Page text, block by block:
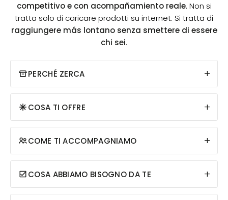
competitivo e con acompañamiento reale. Non si
tratta solo di caricare prodotti su internet. Si tratta di
raggiungere más lontano senza smettere di essere
chi sei.
PERCHÉ ZERCA +
COSA TI OFFRE +
COME TI ACCOMPAGNIAMO +
COSA ABBIAMO BISOGNO DA TE +